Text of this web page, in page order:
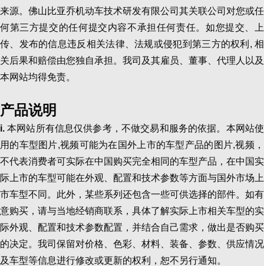
来源。佛山比亚乔机动车技术研发有限公司其关联公司对您或任
何第三方提交的任何提交内容不承担任何责任。如您提交、上
传、发布的信息违反相关法律、法规或侵犯到第三方的权利, 相
关后果和赔偿由您独自承担。我司及其雇员、董事、代理人以及
本网站均得免责。
产品说明
i.本网站所有信息仅供参考，不做交易和服务的依据。本网站使
用的车型图片,视频可能为在国外上市的车型产品的图片,视频，
不代表消费者可实际在中国购买完全相同的车型产品，在中国实
际上市的车型可能在外观、配置和技术参数等方面与国外市场上
市车型不同。此外，某些系列还包含一些可供选择的部件。如有
意购买，请与当地经销商联系，具体了解实际上市相关车型的实
际外观、配置和技术参数配置，并结合自己需求，做出是否购买
的决定。我司保留对价格、色彩、材料、装备、参数、供应情况
及车型等信息进行修改或更新的权利，恕不另行通知。